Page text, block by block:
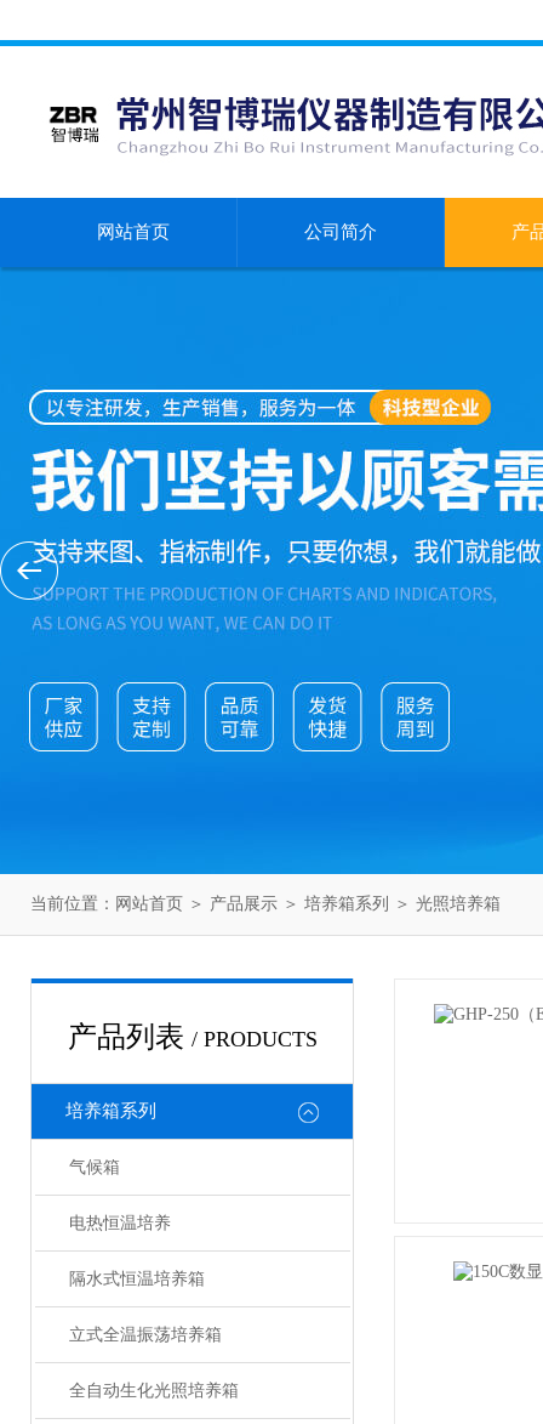
网站首页 公司简介 产
当前位置： 网站首页 ＞ 产品展示 ＞ 培养箱系列 ＞ 光照培养箱
产品列表 / PRODUCTS
培养箱系列
气候箱
电热恒温培养
隔水式恒温培养箱
立式全温振荡培养箱
全自动生化光照培养箱